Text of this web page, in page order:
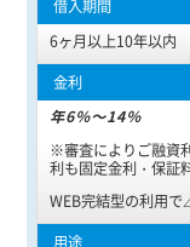
6ヶ月以上10年以内
年6％～14％
※審査によりご融資
利も固定金利・保証
WEB完結型の利用で